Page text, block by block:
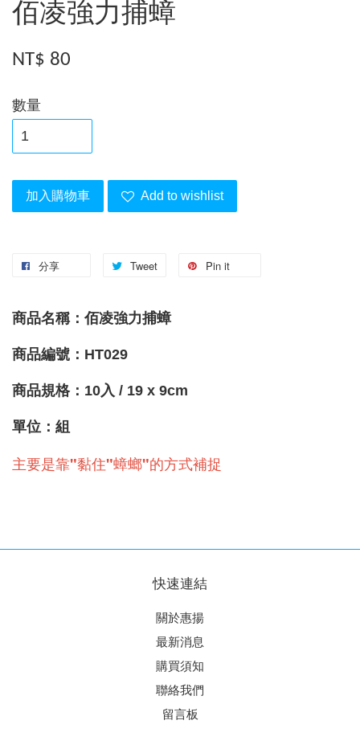
佰凌強力捕蟑
NT$ 80
數量
加入購物車 Add to wishlist
分享 Tweet Pin it
商品名稱：佰凌強力捕蟑
商品編號：HT029
商品規格： 10入 / 19 x 9cm
單位：組
主要是靠"黏住"蟑螂"的方式補捉
快速連結
關於惠揚
最新消息
購買須知
聯絡我們
留言板